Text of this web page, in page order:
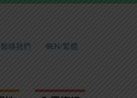
絡我們 🌐EN/繁體